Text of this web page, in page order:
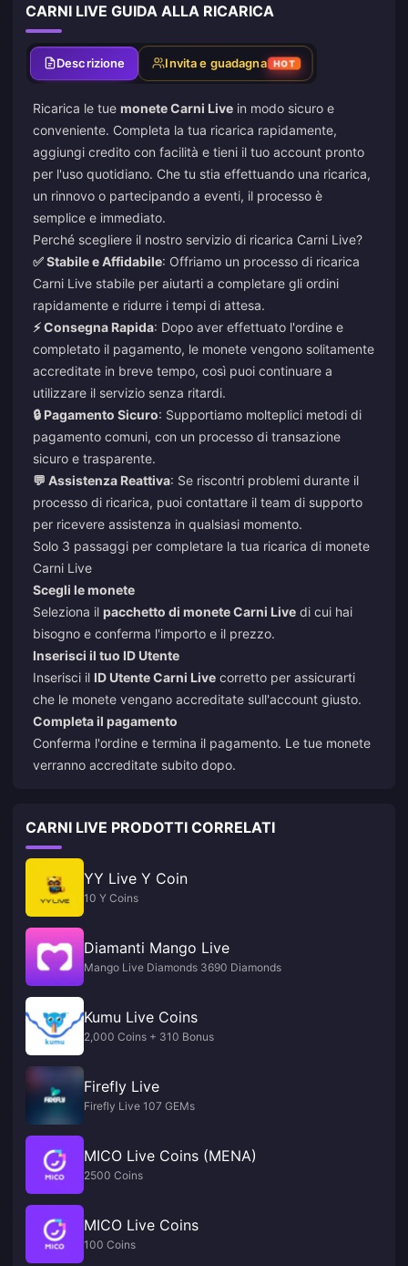
CARNI LIVE GUIDA ALLA RICARICA
Descrizione Invita e guadagna HOT
Ricarica le tue monete Carni Live in modo sicuro e
conveniente. Completa la tua ricarica rapidamente,
aggiungi credito con facilità e tieni il tuo account pronto
per l'uso quotidiano. Che tu stia effettuando una ricarica,
un rinnovo o partecipando a eventi, il processo è
semplice e immediato.
Perché scegliere il nostro servizio di ricarica Carni Live?
✅ Stabile e Affidabile: Offriamo un processo di ricarica
Carni Live stabile per aiutarti a completare gli ordini
rapidamente e ridurre i tempi di attesa.
⚡ Consegna Rapida: Dopo aver effettuato l'ordine e
completato il pagamento, le monete vengono solitamente
accreditate in breve tempo, così puoi continuare a
utilizzare il servizio senza ritardi.
🔒 Pagamento Sicuro: Supportiamo molteplici metodi di
pagamento comuni, con un processo di transazione
sicuro e trasparente.
💬 Assistenza Reattiva: Se riscontri problemi durante il
processo di ricarica, puoi contattare il team di supporto
per ricevere assistenza in qualsiasi momento.
Solo 3 passaggi per completare la tua ricarica di monete
Carni Live
Scegli le monete
Seleziona il pacchetto di monete Carni Live di cui hai
bisogno e conferma l'importo e il prezzo.
Inserisci il tuo ID Utente
Inserisci il ID Utente Carni Live corretto per assicurarti
che le monete vengano accreditate sull'account giusto.
Completa il pagamento
Conferma l'ordine e termina il pagamento. Le tue monete
verranno accreditate subito dopo.
CARNI LIVE PRODOTTI CORRELATI
YY Live Y Coin
10 Y Coins
Diamanti Mango Live
Mango Live Diamonds 3690 Diamonds
Kumu Live Coins
2,000 Coins + 310 Bonus
Firefly Live
Firefly Live 107 GEMs
MICO Live Coins (MENA)
2500 Coins
MICO Live Coins
100 Coins